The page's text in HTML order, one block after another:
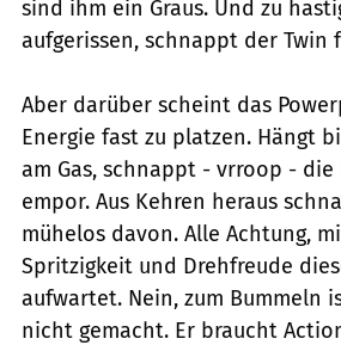
sind ihm ein Graus. Und zu
aufgerissen, schnappt der Twin
Aber darüber scheint das
Energie fast zu platzen. Hängt
am Gas, schnappt - vrroop -
empor. Aus Kehren heraus
mühelos davon. Alle Achtung,
Spritzigkeit und Drehfreude
aufwartet. Nein, zum Bummeln
nicht gemacht. Er braucht